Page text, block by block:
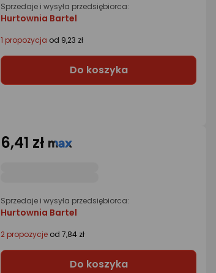
Sprzedaje i wysyła przedsiębiorca:
Hurtownia Bartel
1 propozycja od 9,23 zł
Do koszyka
6,41 zł
Sprzedaje i wysyła przedsiębiorca:
Hurtownia Bartel
2 propozycje od 7,84 zł
Do koszyka